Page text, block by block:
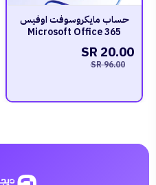
حساب مايكروسوفت اوفيس
Microsoft Office 365
20.00 SR
96.00 SR